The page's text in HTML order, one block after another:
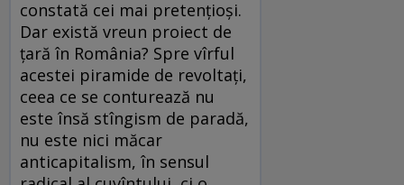
constată cei mai pretenţioşi.
Dar există vreun proiect de
ţară în România? Spre vîrful
acestei piramide de revoltaţi,
ceea ce se conturează nu
este însă stîngism de paradă,
nu este nici măcar
anticapitalism, în sensul